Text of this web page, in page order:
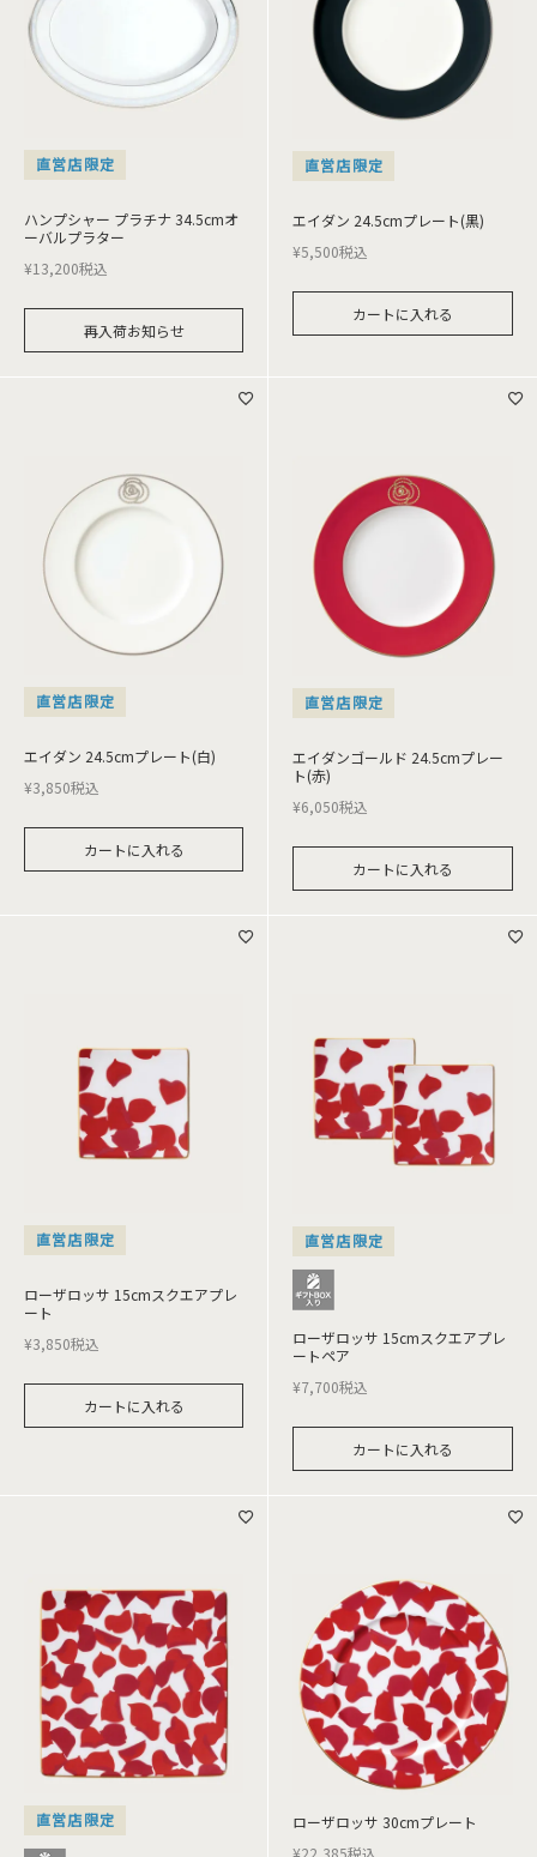
直営店限定
ハンプシャー プラチナ 34.5cmオ
ーバルプラター
¥13,200税込
再入荷お知らせ
直営店限定
エイダン 24.5cmプレート(黒)
¥5,500税込
カートに入れる
直営店限定
エイダン 24.5cmプレート(白)
¥3,850税込
カートに入れる
直営店限定
エイダンゴールド 24.5cmプレー
ト(赤)
¥6,050税込
カートに入れる
直営店限定
ローザロッサ 15cmスクエアプレ
ート
¥3,850税込
カートに入れる
直営店限定
ローザロッサ 15cmスクエアプレ
ートペア
¥7,700税込
カートに入れる
直営店限定
ローザロッサ 30cmプレート
¥22,385税込